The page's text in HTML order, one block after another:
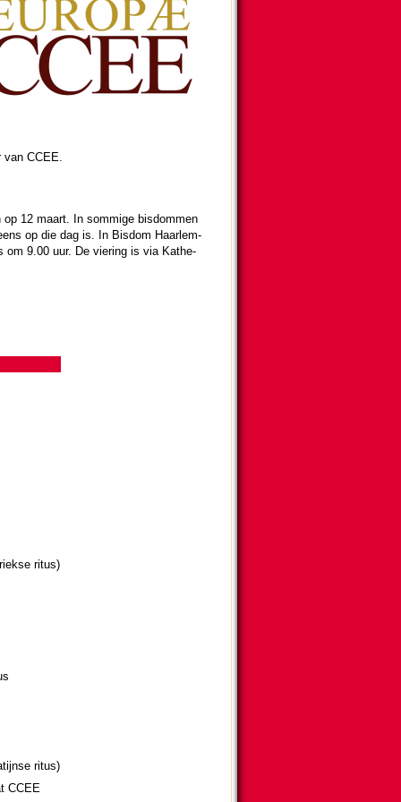
CCEE.
12 maart. In som­mi­ge bis­dom­men
op die dag is. In Bisdom Haar­lem-
om 9.00 uur. De vie­ring is via Ka­the­
ritus)
ritus)
CCEE